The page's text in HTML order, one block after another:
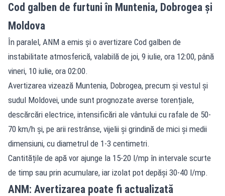
Cod galben de furtuni în Muntenia, Dobrogea și
Moldova
În paralel, ANM a emis și o avertizare Cod galben de
instabilitate atmosferică, valabilă de joi, 9 iulie, ora 12:00, până
vineri, 10 iulie, ora 02:00.
Avertizarea vizează Muntenia, Dobrogea, precum și vestul și
sudul Moldovei, unde sunt prognozate averse torențiale,
descărcări electrice, intensificări ale vântului cu rafale de 50-
70 km/h și, pe arii restrânse, vijelii și grindină de mici și medii
dimensiuni, cu diametrul de 1-3 centimetri.
Cantitățile de apă vor ajunge la 15-20 l/mp în intervale scurte
de timp sau prin acumulare, iar izolat pot depăși 30-40 l/mp.
ANM: Avertizarea poate fi actualizată